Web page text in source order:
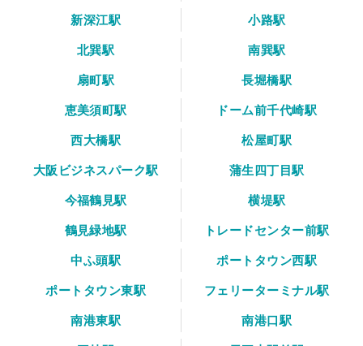
新深江駅
小路駅
北巽駅
南巽駅
扇町駅
長堀橋駅
恵美須町駅
ドーム前千代崎駅
西大橋駅
松屋町駅
大阪ビジネスパーク駅
蒲生四丁目駅
今福鶴見駅
横堤駅
鶴見緑地駅
トレードセンター前駅
中ふ頭駅
ポートタウン西駅
ポートタウン東駅
フェリーターミナル駅
南港東駅
南港口駅